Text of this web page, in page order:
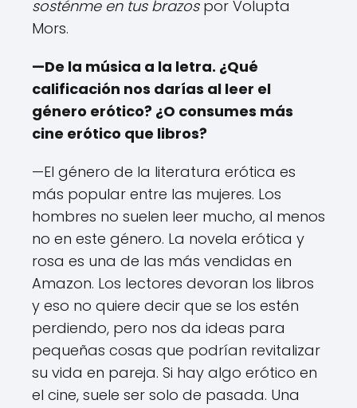
sosténme en tus brazospor Volupta
Mors.
—De la música a la letra. ¿Qué
calificación nos darías al leer el
género erótico? ¿O consumes más
cine erótico que libros?
—El género de la literatura erótica es
más popular entre las mujeres. Los
hombres no suelen leer mucho, al menos
no en este género. La novela erótica y
rosa es una de las más vendidas en
Amazon. Los lectores devoran los libros
y eso no quiere decir que se los estén
perdiendo, pero nos da ideas para
pequeñas cosas que podrían revitalizar
su vida en pareja. Si hay algo erótico en
el cine, suele ser solo de pasada. Una